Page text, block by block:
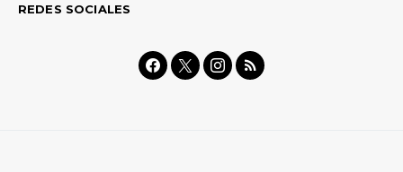
REDES SOCIALES